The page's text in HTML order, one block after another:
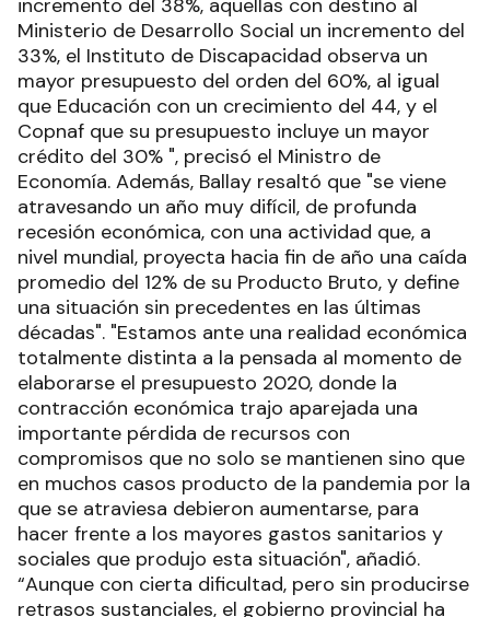
incremento del 38%, aquellas con destino al
Ministerio de Desarrollo Social un incremento del
33%, el Instituto de Discapacidad observa un
mayor presupuesto del orden del 60%, al igual
que Educación con un crecimiento del 44, y el
Copnaf que su presupuesto incluye un mayor
crédito del 30% ", precisó el Ministro de
Economía. Además, Ballay resaltó que "se viene
atravesando un año muy difícil, de profunda
recesión económica, con una actividad que, a
nivel mundial, proyecta hacia fin de año una caída
promedio del 12% de su Producto Bruto, y define
una situación sin precedentes en las últimas
décadas". "Estamos ante una realidad económica
totalmente distinta a la pensada al momento de
elaborarse el presupuesto 2020, donde la
contracción económica trajo aparejada una
importante pérdida de recursos con
compromisos que no solo se mantienen sino que
en muchos casos producto de la pandemia por la
que se atraviesa debieron aumentarse, para
hacer frente a los mayores gastos sanitarios y
sociales que produjo esta situación", añadió.
“Aunque con cierta dificultad, pero sin producirse
retrasos sustanciales, el gobierno provincial ha